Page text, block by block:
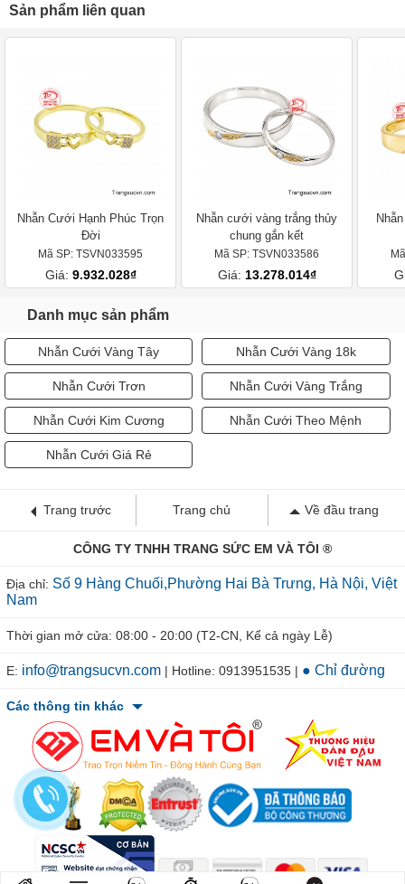
Sản phẩm liên quan
Nhẫn Cưới Hạnh Phúc Trọn
Đời
Mã SP: TSVN033595
Giá: 9.932.028₫
Nhẫn cưới vàng trắng thủy
chung gắn kết
Mã SP: TSVN033586
Giá: 13.278.014₫
Danh mục sản phẩm
Nhẫn Cưới Vàng Tây Nhẫn Cưới Vàng 18k
Nhẫn Cưới Trơn Nhẫn Cưới Vàng Trắng
Nhẫn Cưới Kim Cương Nhẫn Cưới Theo Mệnh
Nhẫn Cưới Giá Rẻ
Trang trước Trang chủ Về đầu trang
CÔNG TY TNHH TRANG SỨC EM VÀ TÔI ®
Địa chỉ: Số 9 Hàng Chuối,Phường Hai Bà Trưng, Hà Nội, Việt
Nam
Thời gian mở cửa: 08:00 - 20:00 (T2-CN, Kể cả ngày Lễ)
E: info@trangsucvn.com | Hotline: 0913951535 | ● Chỉ đường
Các thông tin khác